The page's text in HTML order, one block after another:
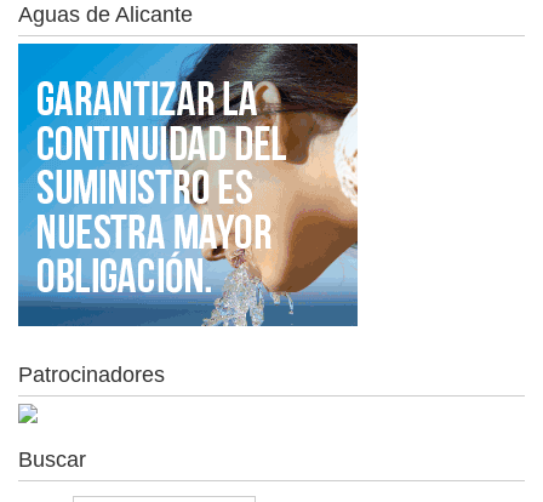
Aguas de Alicante
Patrocinadores
Buscar